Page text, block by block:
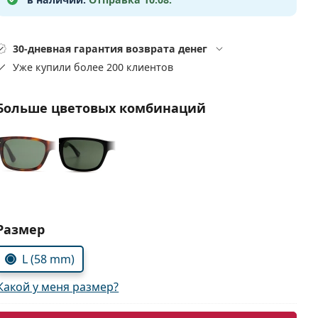
30-дневная гарантия возврата денег
Уже купили более 200 клиентов
цветовых комбинаций
параметры:
L (58 mm)
у меня размер?